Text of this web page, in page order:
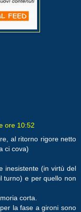
ore 10:52
al ritorno rigore netto
ci cova)
inesistente (in virtù del
turno) e per quello non
corta.
la fase a gironi sono